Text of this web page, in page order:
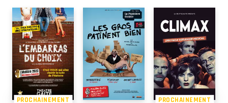
PROCHAINEMENT PROCHAINEMENT